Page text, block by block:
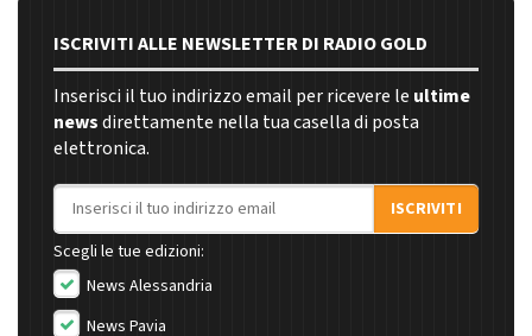
ISCRIVITI ALLE NEWSLETTER DI RADIO GOLD
Inserisci il tuo indirizzo email per ricevere le ultime
newsdirettamente nella tua casella di posta
elettronica.
Indirizzo email
ISCRIVITI
Scegli le tue edizioni:
News Alessandria
News Pavia